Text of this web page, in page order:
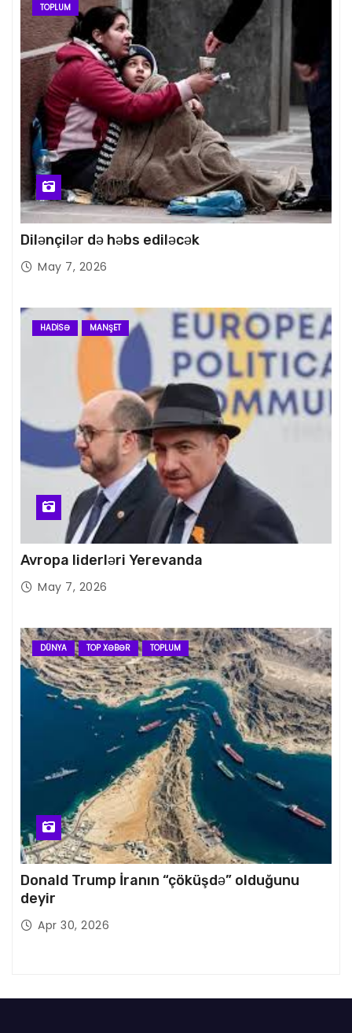
TOPLUM
Dilənçilər də həbs ediləcək
May 7, 2026
HADISƏ MANŞET
Avropa liderləri Yerevanda
May 7, 2026
DÜNYA TOP XƏBƏR TOPLUM
Donald Trump İranın “çöküşdə” olduğunu
deyir
Apr 30, 2026